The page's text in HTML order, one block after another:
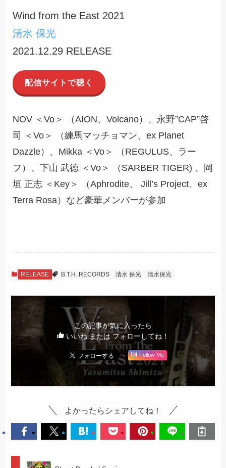
Wind from the East 2021
清水 保光
2021.12.29 RELEASE
配信サイトで聴く
NOV ＜Vo＞ （AION、Volcano）、永野”CAP”啓
司 ＜Vo＞ （練馬マッチョマン、ex Planet
Dazzle）、Mikka ＜Vo＞ （REGULUS、ラー
フ）、下山 武徳 ＜Vo＞ （SARBER TIGER) 、岡
垣 正志 ＜Key＞ （Aphrodite、 Jill’s Project、ex
Terra Rosa）など豪華メンバーが参加
RELEASE B.T.H. RECORDS 清水 保光 清水保光
この記事が気に入ったら
いいね または フォローしてね！
Follow Me
よかったらシェアしてね！